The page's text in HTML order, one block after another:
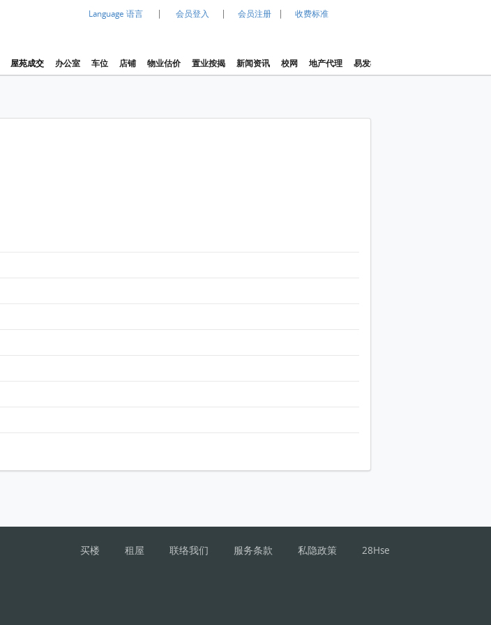
Language 语言 | 会员登入 | 会员注册 | 收费标准
屋苑成交 办公室 车位 店铺 物业估价 置业按揭 新闻资讯 校网 地产代理 易发楼价指数
买楼 租屋 联络我们 服务条款 私隐政策 28Hse